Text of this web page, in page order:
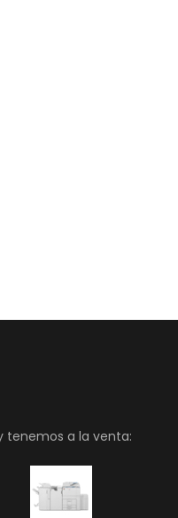
tenemos a la venta: